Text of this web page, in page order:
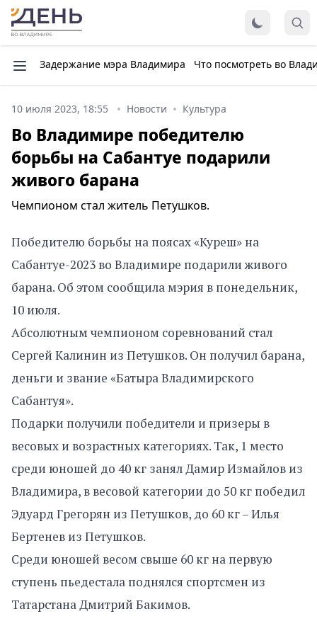
Задержание мэра Владимира Что посмотреть во
10 июля 2023, 18:55 Новости Культура
Во Владимире победителю
борьбы на Сабантуе подарили
живого барана
Чемпионом стал житель Петушков.
Победителю борьбы на поясах «Куреш» на
Сабантуе-2023 во Владимире подарили живого
барана. Об этом сообщила мэрия в понедельник,
10 июля.
Абсолютным чемпионом соревнований стал
Сергей Калинин из Петушков. Он получил барана,
деньги и звание «Батыра Владимирского
Сабантуя».
​Подарки получили победители и призеры в
весовых и возрастных категориях. Так, 1 место
среди юношей до 40 кг занял Дамир Измайлов из
Владимира, в весовой категории до 50 кг победил
Эдуард Грегорян из Петушков, до 60 кг – Илья
Бертенев из Петушков.
Среди юношей весом свыше 60 кг на первую
ступень пьедестала поднялся спортсмен из
Татарстана Дмитрий Бакимов.